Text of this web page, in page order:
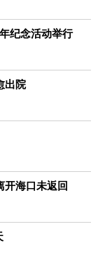
纪念活动举行
出院
开海口未返回